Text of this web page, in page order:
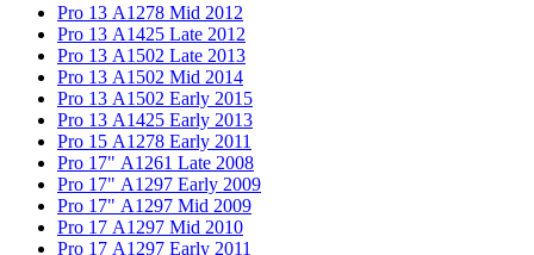
Pro 13 А1278 Mid 2012
Pro 13 А1425 Late 2012
Pro 13 А1502 Late 2013
Pro 13 А1502 Mid 2014
Pro 13 А1502 Early 2015
Pro 13 А1425 Early 2013
Pro 15 А1278 Early 2011
Pro 17" А1261 Late 2008
Pro 17" А1297 Early 2009
Pro 17" А1297 Mid 2009
Pro 17 А1297 Mid 2010
Pro 17 А1297 Early 2011